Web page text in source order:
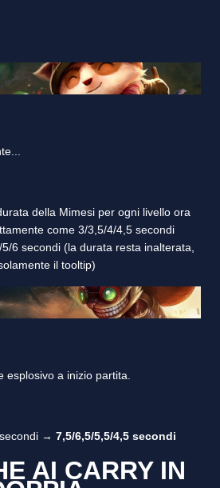
della Mimesi per ogni livello ora
come 3/3,5/4/4,5 secondi
6 secondi (la durata resta inalterata,
il tooltip)
esplosivo a inizio partita.
→ 7,5/6,5/5,5/4,5 secondi
AI CARRY IN